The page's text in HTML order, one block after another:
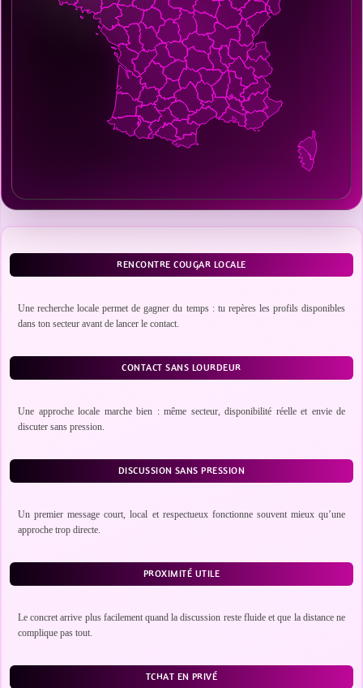
RENCONTRE COUGAR LOCALE
Une recherche locale permet de gagner du temps : tu repères les profils disponibles
dans ton secteur avant de lancer le contact.
CONTACT SANS LOURDEUR
Une approche locale marche bien : même secteur, disponibilité réelle et envie de
discuter sans pression.
DISCUSSION SANS PRESSION
Un premier message court, local et respectueux fonctionne souvent mieux qu’une
approche trop directe.
PROXIMITÉ UTILE
Le concret arrive plus facilement quand la discussion reste fluide et que la distance ne
complique pas tout.
TCHAT EN PRIVÉ